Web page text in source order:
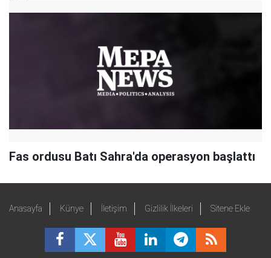
Fas ordusu Batı Sahra'da operasyon başlattı
Anasayfa Künye İletişim Gizlilik İlkeleri Sitene Ekle